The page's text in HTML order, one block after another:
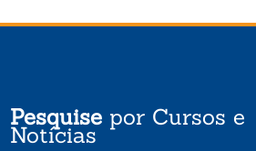
Pesquise por Cursos e
Notícias